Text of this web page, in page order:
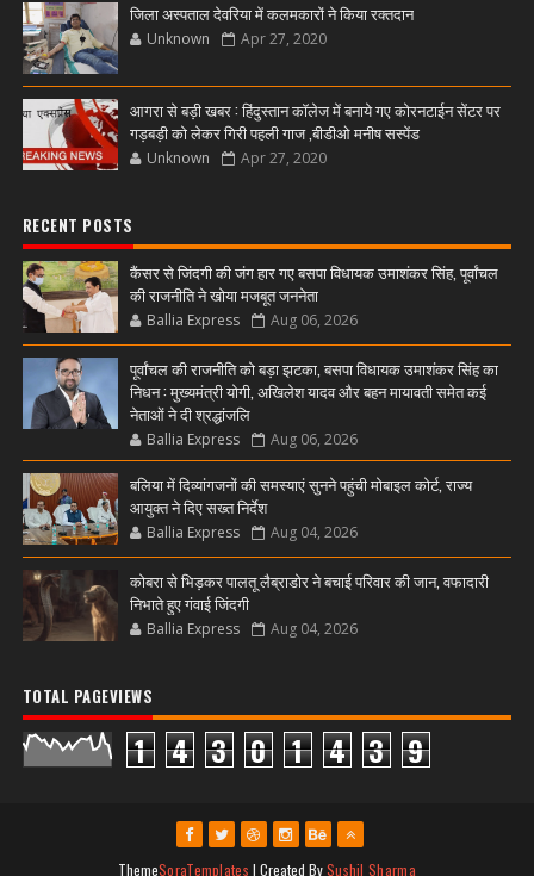
जिला अस्पताल देवरिया में कलमकारों ने किया रक्तदान
Unknown Apr 27, 2020
आगरा से बड़ी खबर : हिंदुस्तान कॉलेज में बनाये गए कोरनटाईन सेंटर पर
गड़बड़ी को लेकर गिरी पहली गाज ,बीडीओ मनीष सस्पेंड
Unknown Apr 27, 2020
RECENT POSTS
कैंसर से जिंदगी की जंग हार गए बसपा विधायक उमाशंकर सिंह, पूर्वांचल
की राजनीति ने खोया मजबूत जननेता
Ballia Express Aug 06, 2026
पूर्वांचल की राजनीति को बड़ा झटका, बसपा विधायक उमाशंकर सिंह का
निधन : मुख्यमंत्री योगी, अखिलेश यादव और बहन मायावती समेत कई
नेताओं ने दी श्रद्धांजलि
Ballia Express Aug 06, 2026
बलिया में दिव्यांगजनों की समस्याएं सुनने पहुंची मोबाइल कोर्ट, राज्य
आयुक्त ने दिए सख्त निर्देश
Ballia Express Aug 04, 2026
कोबरा से भिड़कर पालतू लैब्राडोर ने बचाई परिवार की जान, वफादारी
निभाते हुए गंवाई जिंदगी
Ballia Express Aug 04, 2026
TOTAL PAGEVIEWS
1 4 3 0 1 4 3 9
ThemeSoraTemplates | Created BySushil Sharma